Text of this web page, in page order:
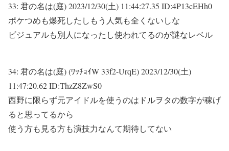
33: 君の名は(庭)2023/12/30(土) 11:44:27.35 ID:4P13cEHh0
ポケつめも爆死したしもう人気も全くないしな
ビジュアルも別人になったし使われてるのが謎なレベル
34: 君の名は(庭) (ﾜｯﾁｮｲW 33f2-UrqE)2023/12/30(土)
11:47:20.62 ID:ThzZ8ZwS0
西野に限らず元アイドルを使うのはドルヲタの数字が稼げ
ると思ってるから
使う方も見る方も演技力なんて期待してない